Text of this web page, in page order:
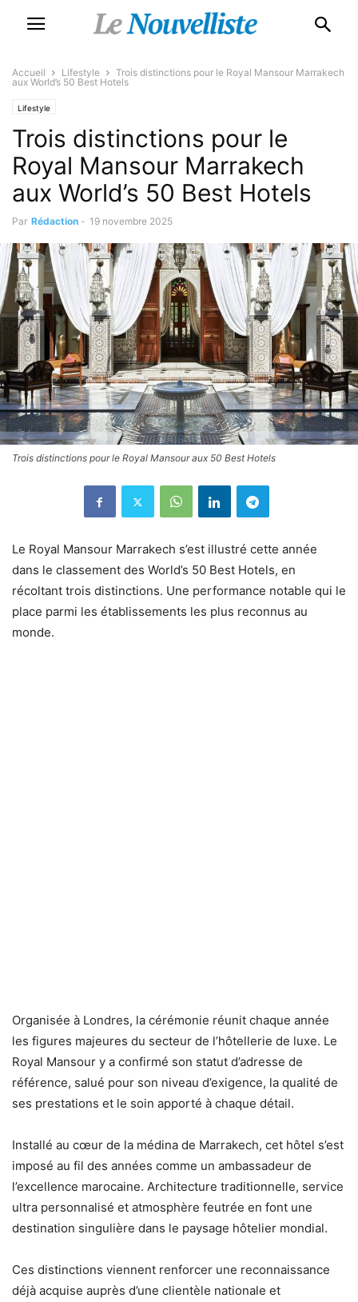
Accueil Lifestyle
Trois distinctions pour le Royal Mansour Marrakech
aux World’s 50 Best Hotels
Lifestyle
Trois distinctions pour le
Royal Mansour Marrakech
aux World’s 50 Best Hotels
Par Rédaction - 19 novembre 2025
Trois distinctions pour le Royal Mansour aux 50 Best Hotels
Le Royal Mansour Marrakech s’est illustré cette année
dans le classement des World’s 50 Best Hotels, en
récoltant trois distinctions. Une performance notable qui le
place parmi les établissements les plus reconnus au
monde.
Organisée à Londres, la cérémonie réunit chaque année
les figures majeures du secteur de l’hôtellerie de luxe. Le
Royal Mansour y a confirmé son statut d’adresse de
référence, salué pour son niveau d’exigence, la qualité de
ses prestations et le soin apporté à chaque détail.
Installé au cœur de la médina de Marrakech, cet hôtel s’est
imposé au fil des années comme un ambassadeur de
l’excellence marocaine. Architecture traditionnelle, service
ultra personnalisé et atmosphère feutrée en font une
destination singulière dans le paysage hôtelier mondial.
Ces distinctions viennent renforcer une reconnaissance
déjà acquise auprès d’une clientèle nationale et